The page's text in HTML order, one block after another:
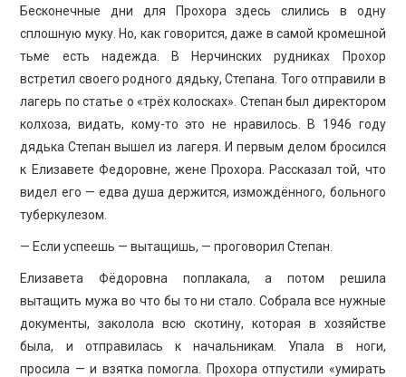
Бесконечные дни для Прохора здесь слились в одну
сплошную муку. Но, как говорится, даже в самой кромешной
тьме есть надежда. В Нерчинских рудниках Прохор
встретил своего родного дядьку, Степана. Того отправили в
лагерь по статье о «трёх колосках». Степан был директором
колхоза, видать, кому-то это не нравилось. В 1946 году
дядька Степан вышел из лагеря. И первым делом бросился
к Елизавете Федоровне, жене Прохора. Рассказал той, что
видел его — едва душа держится, измождённого, больного
туберкулезом.
— Если успеешь — вытащишь, — проговорил Степан.
Елизавета Фёдоровна поплакала, а потом решила
вытащить мужа во что бы то ни стало. Собрала все нужные
документы, заколола всю скотину, которая в хозяйстве
была, и отправилась к начальникам. Упала в ноги,
просила — и взятка помогла. Прохора отпустили «умирать